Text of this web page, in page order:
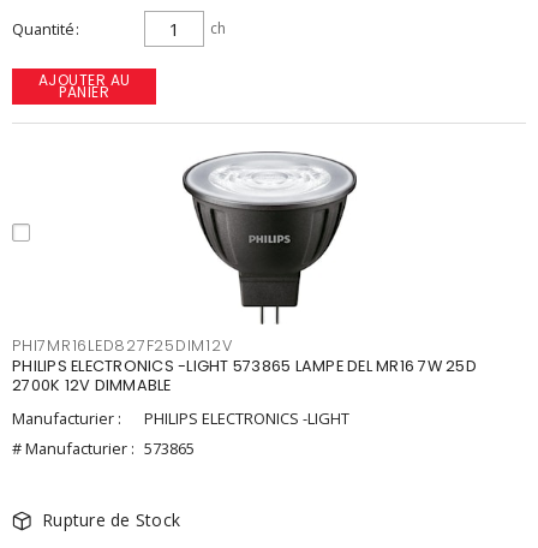
Quantité ch
AJOUTER AU
PANIER
PHI7MR16LED827F25DIM12V
PHILIPS ELECTRONICS -LIGHT 573865 LAMPE DEL MR16 7W 25D
2700K 12V DIMMABLE
Manufacturier :
PHILIPS ELECTRONICS -LIGHT
# Manufacturier : 573865
Rupture de Stock